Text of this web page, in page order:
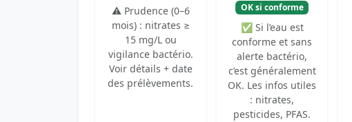
⚠️ Prudence (0–6
mois) : nitrates ≥
15 mg/L ou
vigilance bactério.
Voir détails + date
des prélèvements.
OK si conforme
✅ Si l’eau est
conforme et sans
alerte bactério,
c’est généralement
OK. Les infos utiles
: nitrates,
pesticides, PFAS.